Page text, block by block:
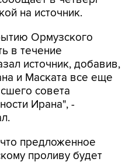
на источник.
Ормузского
в течение
источник, добавив,
и Маската все еще
совета
Ирана", -
предложенное
проливу будет